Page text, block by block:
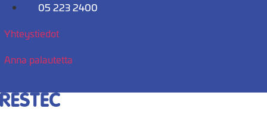
Mene
05 223 2400
Yhteystiedot
Anna palautetta